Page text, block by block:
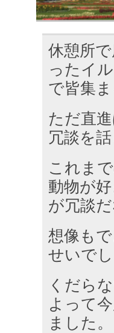
休憩所
ったイ
で皆集
ただ直
冗談を
これま
動物が
が冗談
想像も
せいでし
くだら
よって
ました。